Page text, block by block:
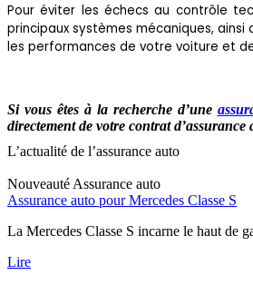
Pour éviter les échecs au contrôle
principaux systèmes mécaniques,
les performances de votre voiture et
Si vous êtes à la recherche d’une
directement de votre contrat d’assurance
L’actualité de l’assurance auto
Nouveauté Assurance auto
Assurance auto pour Mercedes Classe S
La Mercedes Classe S incarne le haut de
Lire